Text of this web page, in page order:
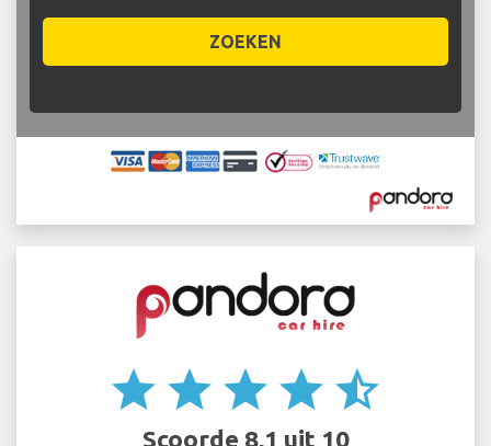
ZOEKEN
star star star star star_half
Scoorde 8,1 uit 10